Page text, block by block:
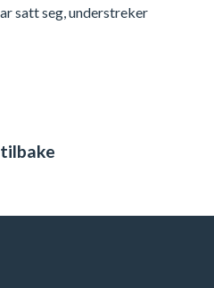
satt seg, understreker